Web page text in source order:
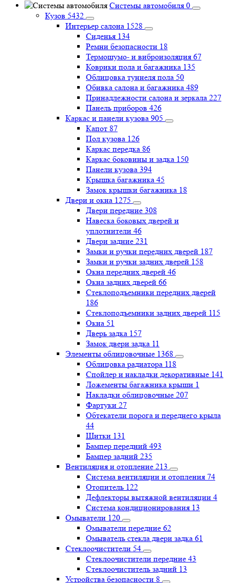
Системы автомобиля 0
Кузов 5432
Интерьер салона 1528
Сиденья 134
Ремни безопасности 18
Термошумо- и виброизоляция 67
Коврики пола и багажника 135
Облицовка туннеля пола 50
Обивка салона и багажника 489
Принадлежности салона и зеркала 227
Панель приборов 426
Каркас и панели кузова 905
Капот 87
Пол кузова 126
Каркас передка 86
Каркас боковины и задка 150
Панели кузова 394
Крышка багажника 45
Замок крышки багажника 18
Двери и окна 1275
Двери передние 308
Навеска боковых дверей и
уплотнители 46
Двери задние 231
Замки и ручки передних дверей 187
Замки и ручки задних дверей 158
Окна передних дверей 46
Окна задних дверей 66
Стеклоподъемники передних дверей
186
Стеклоподъемники задних дверей 115
Окна 51
Дверь задка 157
Замок двери задка 11
Элементы облицовочные 1368
Облицовка радиатора 118
Спойлер и накладки декоративные 141
Ложементы багажника крыши 1
Накладки облицовочные 207
Фартуки 27
Обтекатели порога и переднего крыла
44
Щитки 131
Бампер передний 493
Бампер задний 235
Вентиляция и отопление 213
Система вентиляции и отопления 74
Отопитель 122
Дефлекторы вытяжной вентиляции 4
Система кондиционирования 13
Омыватели 120
Омыватели передние 62
Омыватель стекла двери задка 61
Стеклоочистители 54
Стеклоочистители передние 43
Стеклоочиститель задний 13
Устройства безопасности 8